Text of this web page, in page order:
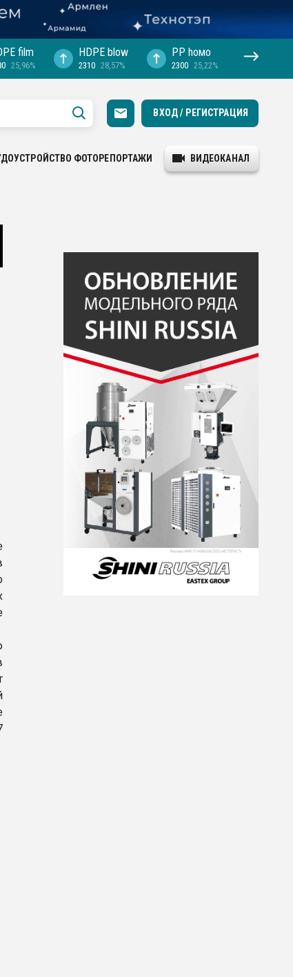
film
25,96%
HDPE blow
2310 28,57%
PP hомо
2300 25,22%
ВХОД / РЕГИСТРАЦИЯ
ФОТОРЕПОРТАЖИ ВИДЕОКАНАЛ